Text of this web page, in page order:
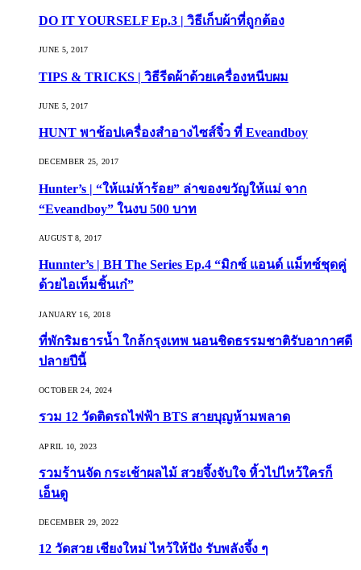
DO IT YOURSELF Ep.3 | วิธีเก็บผ้าที่ถูกต้อง
JUNE 5, 2017
TIPS & TRICKS | วิธีรีดผ้าด้วยเครื่องหนีบผม
JUNE 5, 2017
HUNT พาช้อปเครื่องสำอางไซส์จิ๋ว ที่ Eveandboy
DECEMBER 25, 2017
Hunter’s | “ให้แม่ห้าร้อย” ล่าของขวัญให้แม่ จาก
“Eveandboy” ในงบ 500 บาท
AUGUST 8, 2017
Hunnter’s | BH The Series Ep.4 “มิกซ์ แอนด์ แม็ทซ์ชุดคู่
ด้วยไอเท็มชิ้นเก๋”
JANUARY 16, 2018
ที่พักริมธารน้ำ ใกล้กรุงเทพ นอนชิดธรรมชาติรับอากาศดี
ปลายปีนี้
OCTOBER 24, 2024
รวม 12 วัดติดรถไฟฟ้า BTS สายบุญห้ามพลาด
APRIL 10, 2023
รวมร้านจัด กระเช้าผลไม้ สวยจึ้งจับใจ หิ้วไปไหว้ใครก็
เอ็นดู
DECEMBER 29, 2022
12 วัดสวย เชียงใหม่ ไหว้ให้ปัง รับพลังจึ้ง ๆ